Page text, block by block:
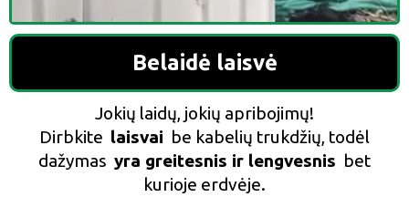
Belaidė laisvė
Jokių laidų, jokių apribojimų!
Dirbkite laisvai be kabelių trukdžių, todėl
dažymas yra greitesnis ir lengvesnis bet
kurioje erdvėje.